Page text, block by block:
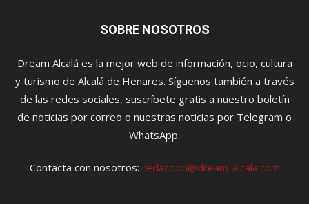
SOBRE NOSOTROS
Dream Alcalá es la mejor web de información, ocio, cultura
y turismo de Alcalá de Henares. Síguenos también a través
de las redes sociales, suscríbete gratis a nuestro boletín
de noticias por correo o nuestras noticias por Telegram o
WhatsApp.
Contacta con nosotros: redaccion@dream-alcala.com